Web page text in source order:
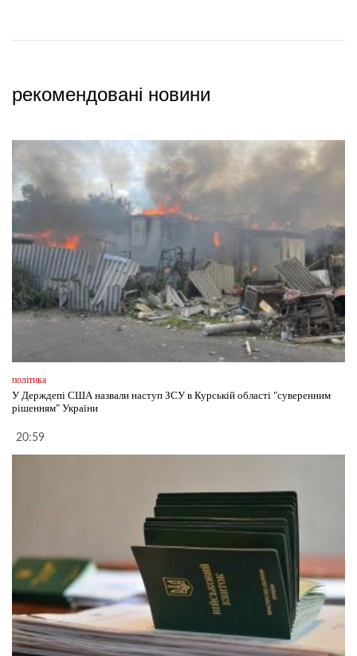
рекомендовані новини
політика
У Держдепі США назвали наступ ЗСУ в Курській області "суверенним
рішенням" України
20:59